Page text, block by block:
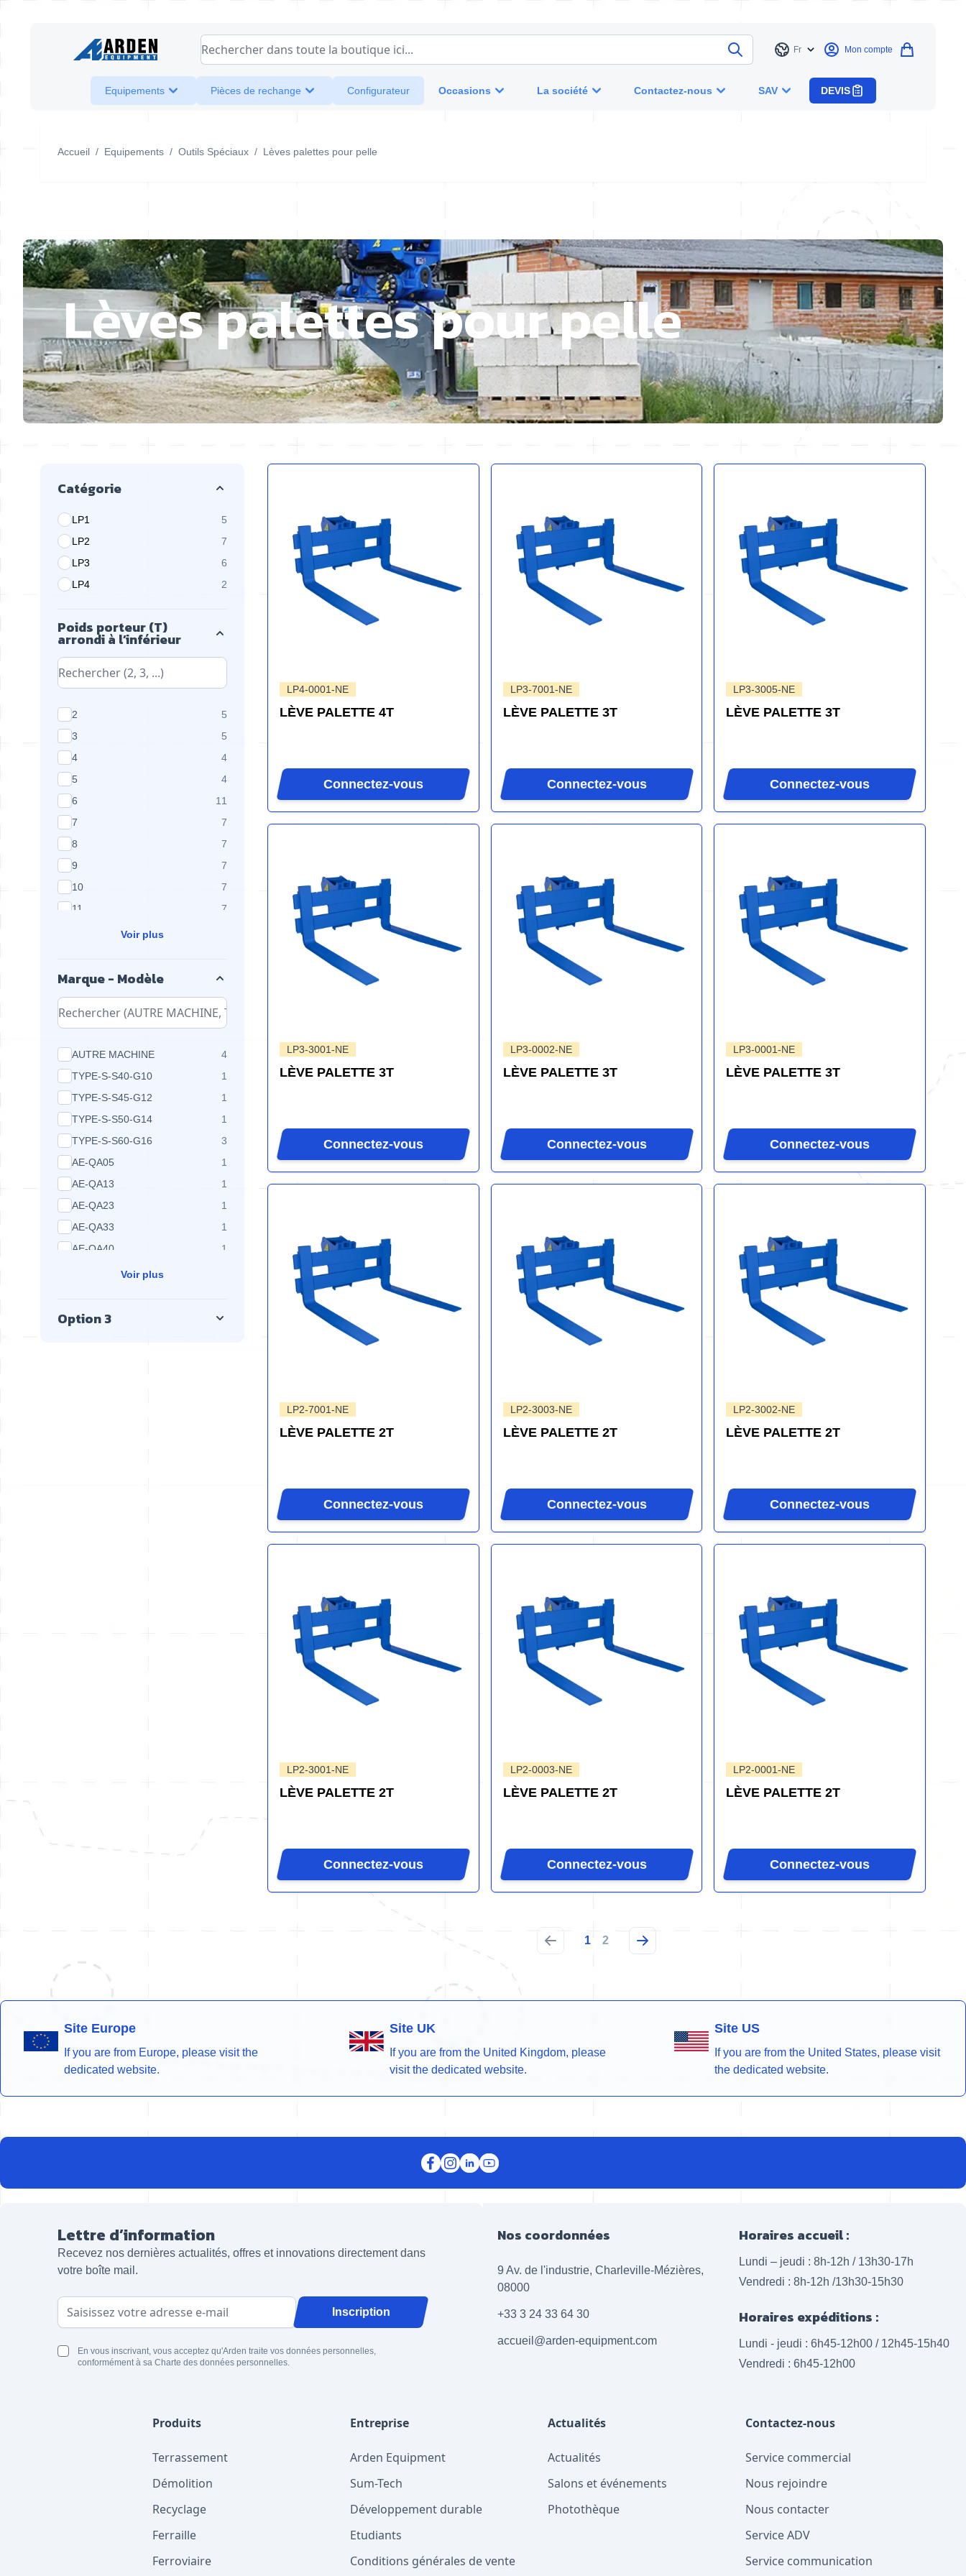
Rechercher dans toute la boutique ici...
Langue
Fr Mon compte
Equipements Pièces de rechange Configurateur Occasions La société Contactez-nous SAV DEVIS
Accueil / Equipements / Outils Spéciaux / Lèves palettes pour pelle
Lèves palettes pour pelle
Catégorie
LP1 5
produits disponibles
LP2
7
produits disponibles
LP3
6
produits disponibles
LP4
2
produits disponibles
Poids porteur (T)
arrondi à l’inférieur
2 5 produits disponibles
3
5
4
4produits disponibles
5
4produits disponibles
6
11
produits disponibles
7
7 produits disponibles
8
7
9
7
10
7 produits disponibles
11
7 produits disponibles
Voir plus
Marque - Modèle
AUTRE MACHINE 4produits disponibles
TYPE-S-S40-G10
1
produits disponibles
TYPE-S-S45-G12
1
TYPE-S-S50-G14
1
TYPE-S-S60-G16
3 produits disponibles
AE-QA05
1
produits disponibles
AE-QA13
1
produits disponibles
AE-QA23
1
AE-QA33
1
AE-QA40
1 produits disponibles
Voir plus
Option 3
LP4-0001-NE
LÈVE PALETTE 4T
Connectez-vous
LP3-7001-NE
LÈVE PALETTE 3T
Connectez-vous
LP3-3005-NE
LÈVE PALETTE 3T
Connectez-vous
LP3-3001-NE
LÈVE PALETTE 3T
Connectez-vous
LP3-0002-NE
LÈVE PALETTE 3T
Connectez-vous
LP3-0001-NE
LÈVE PALETTE 3T
Connectez-vous
LP2-7001-NE
LÈVE PALETTE 2T
Connectez-vous
LP2-3003-NE
LÈVE PALETTE 2T
Connectez-vous
LP2-3002-NE
LÈVE PALETTE 2T
Connectez-vous
LP2-3001-NE
LÈVE PALETTE 2T
Connectez-vous
LP2-0003-NE
LÈVE PALETTE 2T
Connectez-vous
LP2-0001-NE
LÈVE PALETTE 2T
Connectez-vous
1 2
Site Europe
If you are from Europe, please visit the
dedicated website.
Site UK
If you are from the United Kingdom, please
visit the dedicated website.
Site US
If you are from the United States, please visit
the dedicated website.
Lettre d’information
Recevez nos dernières actualités, offres et innovations directement dans
votre boîte mail.
Adresse email Inscription
En vous inscrivant, vous acceptez qu'Arden traite vos données personnelles,
conformément à sa Charte des données personnelles.
Nos coordonnées
9 Av. de l'industrie, Charleville-Mézières,
08000
+33 3 24 33 64 30
accueil@arden-equipment.com
Horaires accueil :
Lundi – jeudi : 8h-12h / 13h30-17h
Vendredi : 8h-12h /13h30-15h30
Horaires expéditions :
Lundi - jeudi : 6h45-12h00 / 12h45-15h40
Vendredi : 6h45-12h00
Produits
Terrassement
Démolition
Recyclage
Ferraille
Ferroviaire
Entreprise
Arden Equipment
Sum-Tech
Développement durable
Etudiants
Conditions générales de vente
Actualités
Actualités
Salons et événements
Photothèque
Contactez-nous
Service commercial
Nous rejoindre
Nous contacter
Service ADV
Service communication